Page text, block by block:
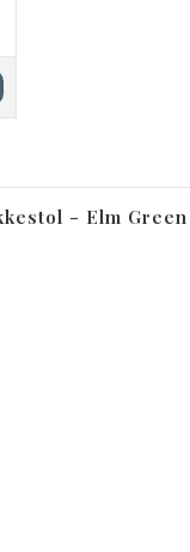
- Elm Green